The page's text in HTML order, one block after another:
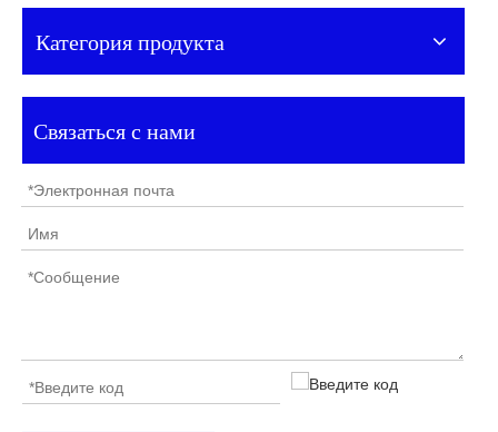
Категория продукта
Связаться с нами